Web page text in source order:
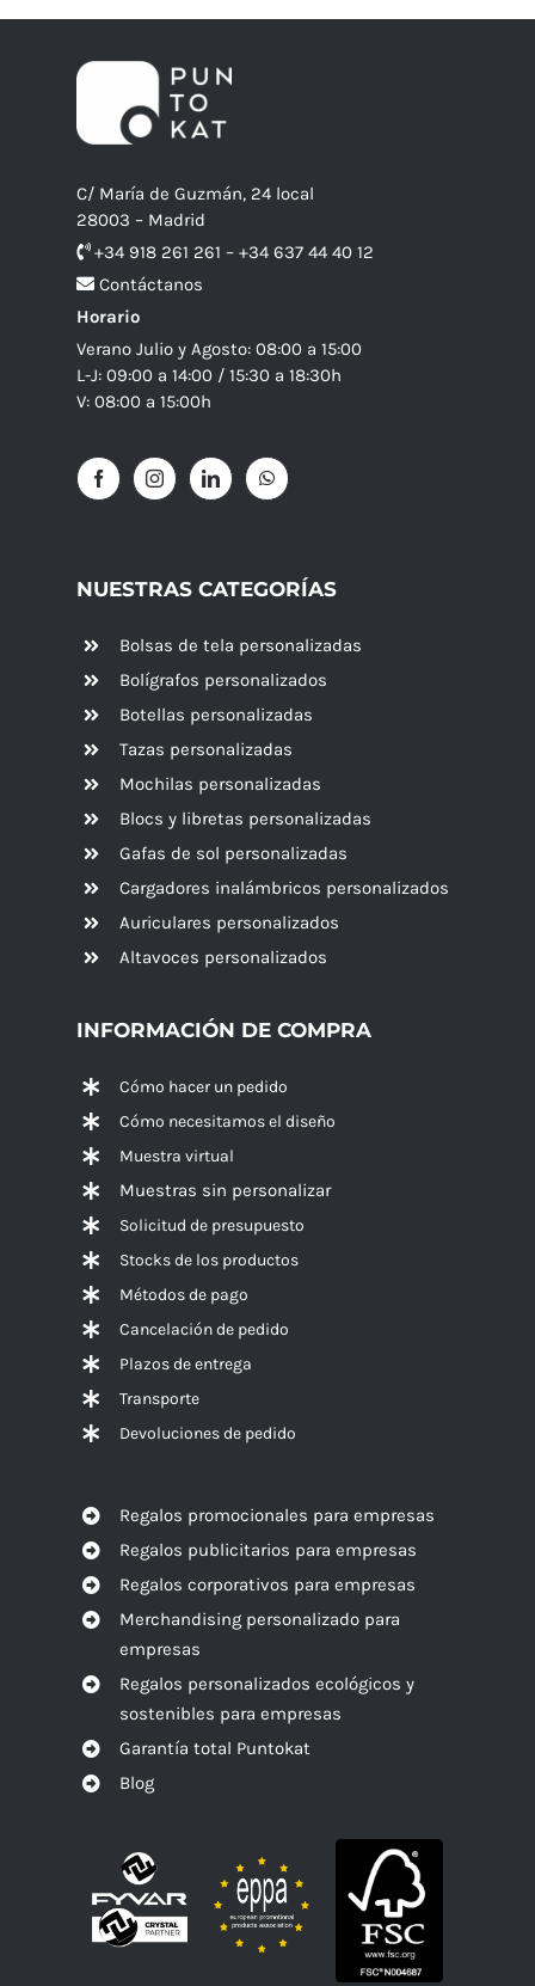
C/ María de Guzmán, 24 local
28003 – Madrid
+34 918 261 261 – +34 637 44 40 12
Contáctanos
Horario
Verano Julio y Agosto: 08:00 a 15:00
L-J: 09:00 a 14:00 / 15:30 a 18:30h
V: 08:00 a 15:00h
NUESTRAS CATEGORÍAS
Bolsas de tela personalizadas
Bolígrafos personalizados
Botellas personalizadas
Tazas personalizadas
Mochilas personalizadas
Blocs y libretas personalizadas
Gafas de sol personalizadas
Cargadores inalámbricos personalizados
Auriculares personalizados
Altavoces personalizados
INFORMACIÓN DE COMPRA
Cómo hacer un pedido
Cómo necesitamos el diseño
Muestra virtual
Muestras sin personalizar
Solicitud de presupuesto
Stocks de los productos
Métodos de pago
Cancelación de pedido
Plazos de entrega
Transporte
Devoluciones de pedido
Regalos promocionales para empresas
Regalos publicitarios para empresas
Regalos corporativos para empresas
Merchandising personalizado para
empresas
Regalos personalizados ecológicos y
sostenibles para empresas
Garantía total Puntokat
Blog